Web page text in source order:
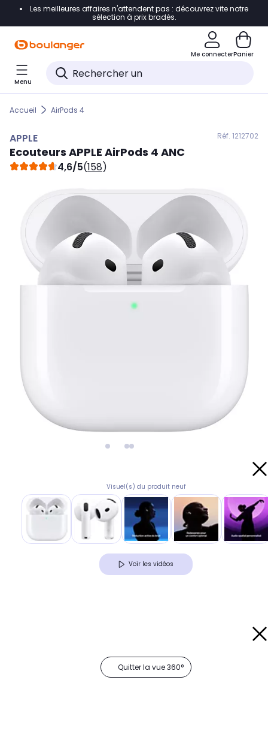
Accéder directement à la navigation
Accéder directement au pied de page
Accéder directement au chatbot
Les meilleures affaires n'attendent pas : découvrez vite notre
sélection à prix bradés.
Me connecterPanier
Menu
Accueil AirPods 4
APPLE Réf. 1212702
Ecouteurs APPLE AirPods 4 ANC
4,6/5(158)
Visuel(s) du produit neuf
Voir les vidéos
Quitter la vue 360°